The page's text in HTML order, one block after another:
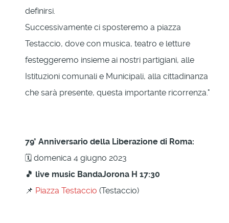
definirsi.
Successivamente ci sposteremo a piazza
Testaccio, dove con musica, teatro e letture
festeggeremo insieme ai nostri partigiani, alle
Istituzioni comunali e Municipali, alla cittadinanza
che sarà presente, questa importante ricorrenza."
79° Anniversario della Liberazione di Roma:
🗓 domenica 4 giugno 2023
🎵 live music BandaJorona H 17:30
📌 Piazza Testaccio (Testaccio)